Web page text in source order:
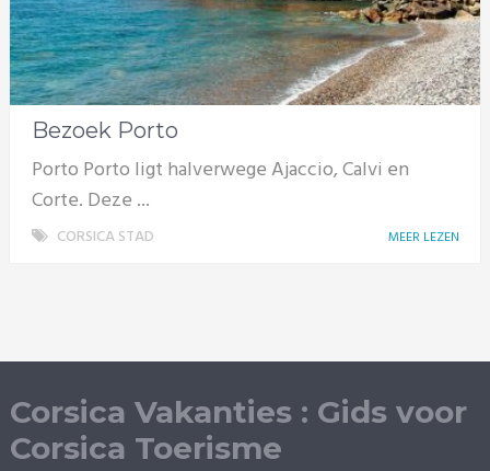
Bezoek Porto
Porto Porto ligt halverwege Ajaccio, Calvi en
Corte. Deze ...
CORSICA STAD MEER LEZEN
Corsica Vakanties : Gids voor
Corsica Toerisme